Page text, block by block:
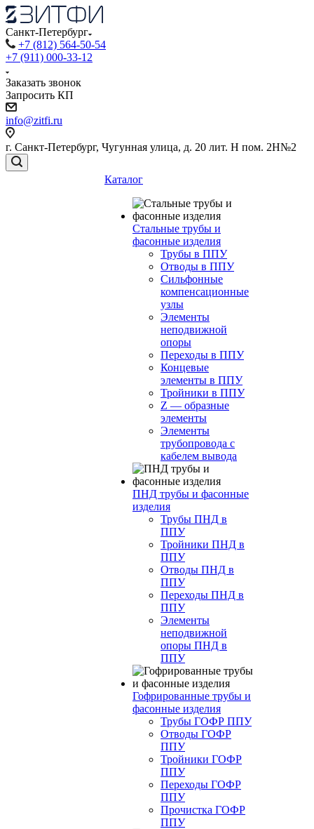
Санкт-Петербург
+7 (812) 564-50-54
+7 (911) 000-33-12
Заказать звонок
Запросить КП
info@zitfi.ru
г. Санкт-Петербург, Чугунная улица, д. 20 лит. Н пом. 2Н№2
Каталог
Стальные трубы и
фасонные изделия
Трубы в ППУ
Отводы в ППУ
Сильфонные
компенсационные
узлы
Элементы
неподвижной
опоры
Переходы в ППУ
Концевые
элементы в ППУ
Тройники в ППУ
Z — образные
элементы
Элементы
трубопровода с
кабелем вывода
ПНД трубы и фасонные
изделия
Трубы ПНД в
ППУ
Тройники ПНД в
ППУ
Отводы ПНД в
ППУ
Переходы ПНД в
ППУ
Элементы
неподвижной
опоры ПНД в
ППУ
Гофрированные трубы и
фасонные изделия
Трубы ГОФР ППУ
Отводы ГОФР
ППУ
Тройники ГОФР
ППУ
Переходы ГОФР
ППУ
Прочистка ГОФР
ППУ